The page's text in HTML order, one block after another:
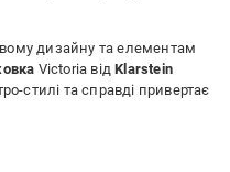
дизайну та елементам
Victoria відKlarstein
стилі та справді привертає